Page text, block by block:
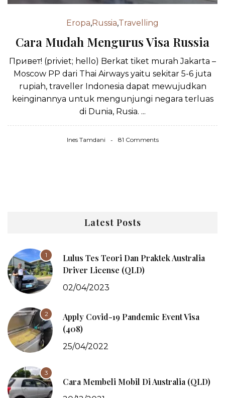
Eropa,Russia,Travelling
Cara Mudah Mengurus Visa Russia
Привет! (priviet; hello) Berkat tiket murah Jakarta –
Moscow PP dari Thai Airways yaitu sekitar 5-6 juta
rupiah, traveller Indonesia dapat mewujudkan
keinginannya untuk mengunjungi negara terluas
di Dunia, Rusia. ...
Ines Tamdani 81 Comments
Latest Posts
1
Lulus Tes Teori Dan Praktek Australia
Driver License (QLD)
02/04/2023
2
Apply Covid-19 Pandemic Event Visa
(408)
25/04/2022
3
Cara Membeli Mobil Di Australia (QLD)